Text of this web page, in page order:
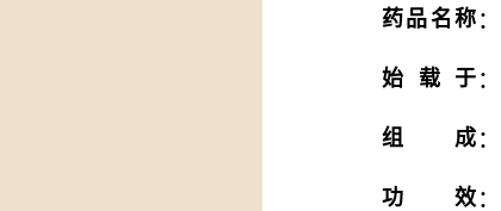
药品名称：
始载于：
组成：
功效：